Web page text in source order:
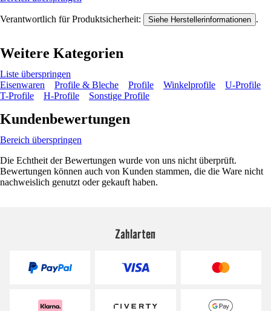
Verantwortlich für Produktsicherheit: Siehe Herstellerinformationen .
Weitere Kategorien
Liste überspringen
Eisenwaren
Profile & Bleche Profile Winkelprofile
U-Profile
T-Profile
H-Profile Sonstige Profile
Kundenbewertungen
Bereich überspringen
Die Echtheit der Bewertungen wurde von uns nicht überprüft.
Bewertungen können auch von Kunden stammen, die die Ware nicht
nachweislich genutzt oder gekauft haben.
Zahlarten